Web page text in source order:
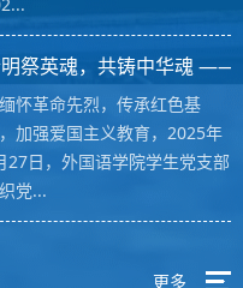
祭英魂，共铸中华魂 ——
怀革命先烈，传承红色基
加强爱国主义教育，2025年
27日，外国语学院学生党支部
党...
更多